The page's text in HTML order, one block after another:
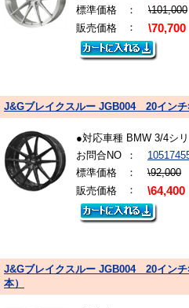
標準価格
： \101,000
販売価格
： \70,700
J&Gブレイクスルー JGB004 20インチ
●対応車種 BMW 3/4シ
お問合NO
：
標準価格
： \92,000
販売価格
： \64,400
J&Gブレイクスルー JGB004 20イン
本）